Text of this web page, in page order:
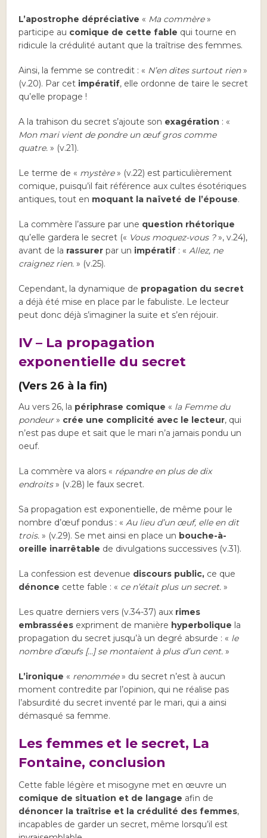
L’apostrophe dépréciative « Ma commère»
participe au comique de cette fable qui tourne en
ridicule la crédulité autant que la traîtrise des femmes.
Ainsi, la femme se contredit : « N’en dites surtout rien»
(v.20). Par cet impératif, elle ordonne de taire le secret
qu’elle propage !
A la trahison du secret s’ajoute son exagération : «
Mon mari vient de pondre un œuf gros comme
quatre. » (v.21).
Le terme de « mystère» (v.22) est particulièrement
comique, puisqu’il fait référence aux cultes ésotériques
antiques, tout en moquant la naïveté de l’épouse.
La commère l’assure par une question rhétorique
qu’elle gardera le secret (« Vous moquez-vous ?», v.24),
avant de la rassurerpar un impératif : «Allez, ne
craignez rien.» (v.25).
Cependant, la dynamique de propagation du secret
a déjà été mise en place par le fabuliste. Le lecteur
peut donc déjà s’imaginer la suite et s’en réjouir.
IV – La propagation
exponentielle du secret
(Vers 26 à la fin)
Au vers 26, la périphrase comique « la Femme du
pondeur» crée une complicité avec le lecteur, qui
n’est pas dupe et sait que le mari n’a jamais pondu un
oeuf.
La commère va alors « répandre en plus de dix
endroits» (v.28) le faux secret.
Sa propagation est exponentielle, de même pour le
nombre d’œuf pondus : «Au lieu d’un œuf, elle en dit
trois. » (v.29). Se met ainsi en place un bouche-à-
oreille inarrêtable de divulgations successives (v.31).
La confession est devenue discours public, ce que
dénonce cette fable : « ce n’était plus un secret.»
Les quatre derniers vers (v.34-37) aux rimes
embrassées expriment de manière hyperbolique la
propagation du secret jusqu’à un degré absurde : « le
nombre d’œufs […] se montaient à plus d’un cent.»
L’ironique « renommée» du secret n’est à aucun
moment contredite par l’opinion, qui ne réalise pas
l’absurdité du secret inventé par le mari, qui a ainsi
démasqué sa femme.
Les femmes et le secret, La
Fontaine, conclusion
Cette fable légère et misogyne met en œuvre un
comique de situation et de langage afin de
dénoncer la traîtrise et la crédulité des femmes,
incapables de garder un secret, même lorsqu’il est